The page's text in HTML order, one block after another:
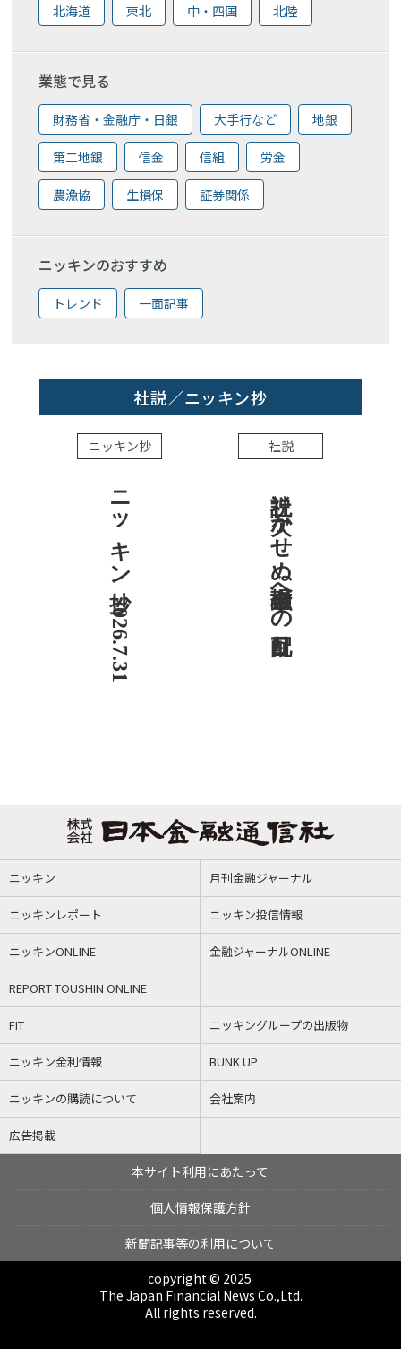
北海道 東北 中・四国 北陸
業態で見る
財務省・金融庁・日銀 大手行など 地銀
第二地銀 信金 信組 労金
農漁協 生損保 証券関係
ニッキンのおすすめ
トレンド 一面記事
社説／ニッキン抄
ニッキン抄
ニッキン抄 2026.7.31
社説
社説 欠かせぬ金融市場への目配り
ニッキン 月刊金融ジャーナル
ニッキンレポート ニッキン投信情報
ニッキンONLINE 金融ジャーナルONLINE
REPORT TOUSHIN ONLINE
FIT ニッキングループの出版物
ニッキン金利情報 BUNK UP
ニッキンの購読について 会社案内
広告掲載
本サイト利用にあたって
個人情報保護方針
新聞記事等の利用について
copyright © 2025
The Japan Financial News Co.,Ltd.
All rights reserved.